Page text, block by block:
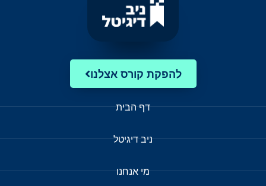
להפקת קורס אצלנו
דף הבית
ניב דיגיטל
מי אנחנו